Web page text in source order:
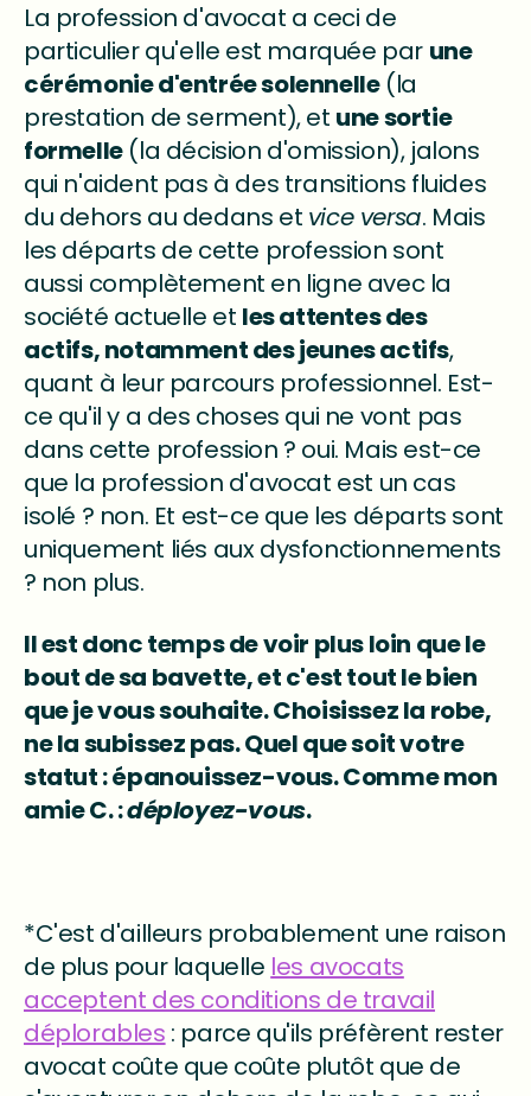
La profession d'avocat a ceci de
particulier qu'elle est marquée par une
cérémonie d'entrée solennelle(la
prestation de serment), et une sortie
formelle(la décision d'omission), jalons
qui n'aident pas à des transitions fluides
du dehors au dedans et vice versa. Mais
les départs de cette profession sont
aussi complètement en ligne avec la
société actuelle et les attentes des
actifs, notamment des jeunes actifs,
quant à leur parcours professionnel. Est-
ce qu'il y a des choses qui ne vont pas
dans cette profession ? oui. Mais est-ce
que la profession d'avocat est un cas
isolé ? non. Et est-ce que les départs sont
uniquement liés aux dysfonctionnements
? non plus.
Il est donc temps de voir plus loin que le
bout de sa bavette, et c'est tout le bien
que je vous souhaite. Choisissez la robe,
ne la subissez pas. Quel que soit votre
statut : épanouissez-vous. Comme mon
amie C. :déployez-vous.
*C'est d'ailleurs probablement une raison
de plus pour laquelle les avocats
acceptent des conditions de travail
déplorables : parce qu'ils préfèrent rester
avocat coûte que coûte plutôt que de